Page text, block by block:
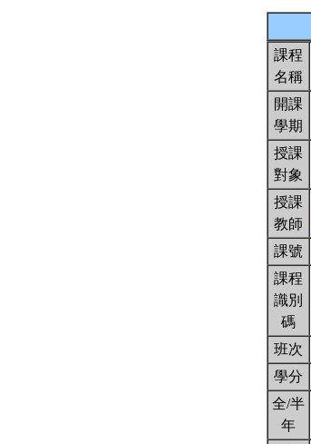
課程
名稱
開課
學期
授課
對象
授課
教師
課號
課程
識別
碼
班次
學分
全/半
年